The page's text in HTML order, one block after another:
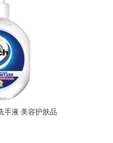
手液 美容护肤品